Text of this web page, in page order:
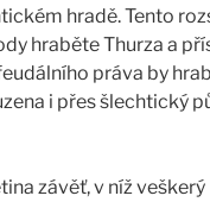
hradě. Tento
hraběte Thurza a
práva by
i přes šlechtický
závěť, v níž veškerý